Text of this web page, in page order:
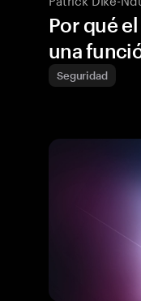
Por qué
una
Seguridad